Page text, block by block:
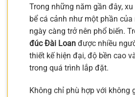
Trong những năm gần đây,
bể cá cảnh như một phần
ngày càng trở nên phổ biến.
đúc Đài Loan được nhiều
thiết kế hiện đại, độ bền cao
trong quá trình lắp đặt.
Không chỉ phù hợp với không